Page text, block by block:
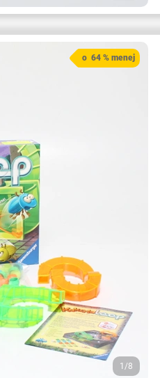
1/8
o 64 % menej